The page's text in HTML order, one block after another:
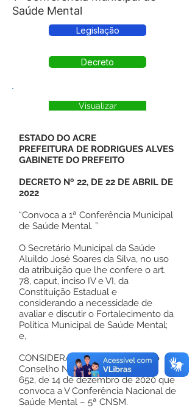
Saúde Mental
Legislação
Decreto
Visualizar
ESTADO DO ACRE
PREFEITURA DE RODRIGUES ALVES
GABINETE DO PREFEITO
DECRETO Nº 22, DE 22 DE ABRIL DE
2022
“Convoca a 1ª Conferência Municipal
de Saúde Mental. ”
O Secretário Municipal da Saúde
Aluildo José Soares da Silva, no uso
da atribuição que lhe confere o art.
78, caput, inciso IV e VI, da
Constituição Estadual e
considerando a necessidade de
avaliar e discutir o Fortalecimento da
Política Municipal de Saúde Mental;
e,
CONSIDERANDO a Resolução do
Conselho Nacional de Saúde, Nº
652, de 14 de dezembro de 2020 que
convoca a V Conferência Nacional de
Saúde Mental – 5ª CNSM.